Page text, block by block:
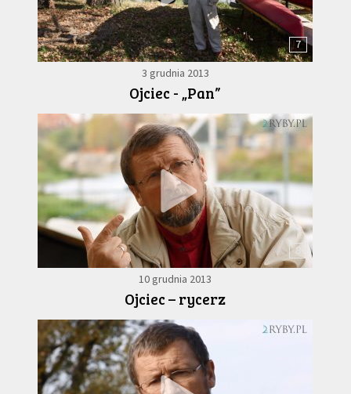
7
3 grudnia 2013
Ojciec - „Pan”
8
10 grudnia 2013
Ojciec – rycerz